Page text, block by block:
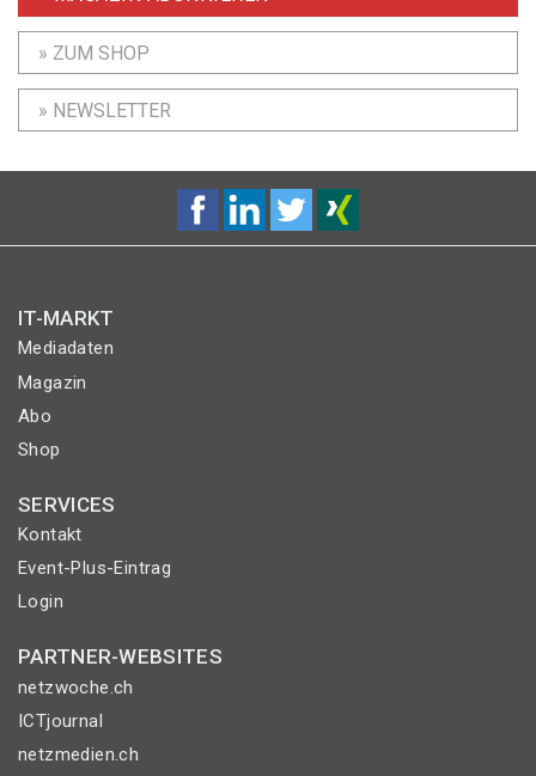
» ZUM SHOP
» NEWSLETTER
IT-MARKT
Mediadaten
Magazin
Abo
Shop
SERVICES
Kontakt
Event-Plus-Eintrag
Login
PARTNER-WEBSITES
netzwoche.ch
ICTjournal
netzmedien.ch